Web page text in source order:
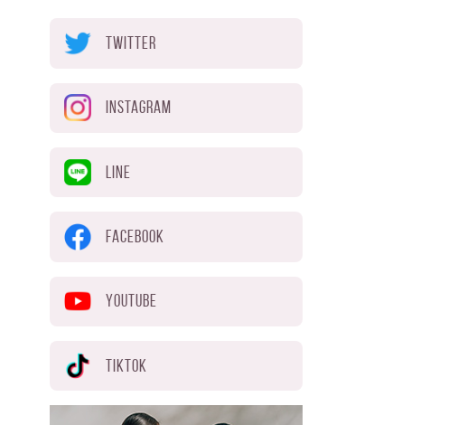
TWITTER
INSTAGRAM
LINE
FACEBOOK
YOUTUBE
TIKTOK